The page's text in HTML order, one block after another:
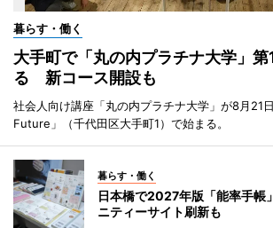
暮らす・働く
大手町で「丸の内プラチナ大学」第
る 新コース開設も
社会人向け講座「丸の内プラチナ大学」が8月21
Future」（千代田区大手町1）で始まる。
暮らす・働く
日本橋で2027年版「能率手
ニティーサイト刷新も